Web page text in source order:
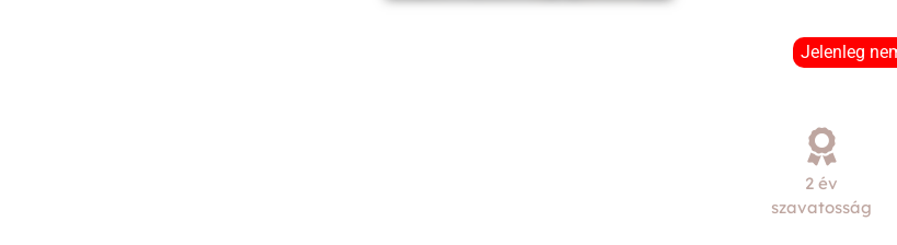
Jelenleg
2 év
szavatosság